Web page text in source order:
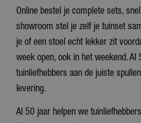
Online bestel je complete sets,
showroom stel je zelf je tuinset
je of een stoel echt lekker zit
week open, ook in het weekend. Al
tuinliefhebbers aan de juiste
levering.
Al 50 jaar helpen we